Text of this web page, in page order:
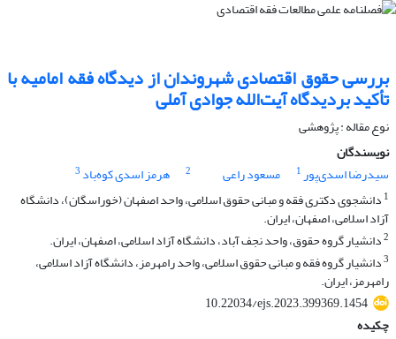
بررسی حقوق اقتصادی شهروندان از دیدگاه فقه امامیه با
تأکید بردیدگاه آیت‌الله جوادی آملی
نوع مقاله : پژوهشی
نویسندگان
سیدرضا اسدی‌پور1 مسعود راعی 2 هرمز اسدی کوه‌باد 3
1 دانشجوی دکتری فقه و مبانی حقوق اسلامی، واحد اصفهان (خوراسگان)، دانشگاه
آزاد اسلامی، اصفهان، ایران.
2دانشیار گروه حقوق، واحد نجف آباد، دانشگاه آزاد اسلامی، اصفهان، ایران.
3دانشیار گروه فقه و مبانی حقوق اسلامی، واحد رامهرمز، دانشگاه آزاد اسلامی،
رامهرمز، ایران.
10.22034/ejs.2023.399369.1454
چکیده